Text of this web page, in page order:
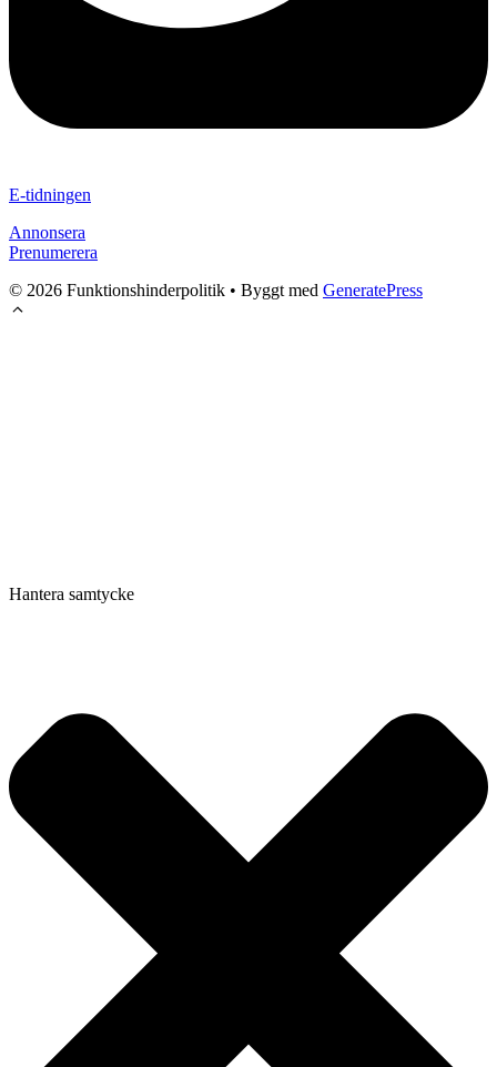
E-tidningen
Annonsera
Prenumerera
© 2026 Funktionshinderpolitik • Byggt med GeneratePress
Hantera samtycke